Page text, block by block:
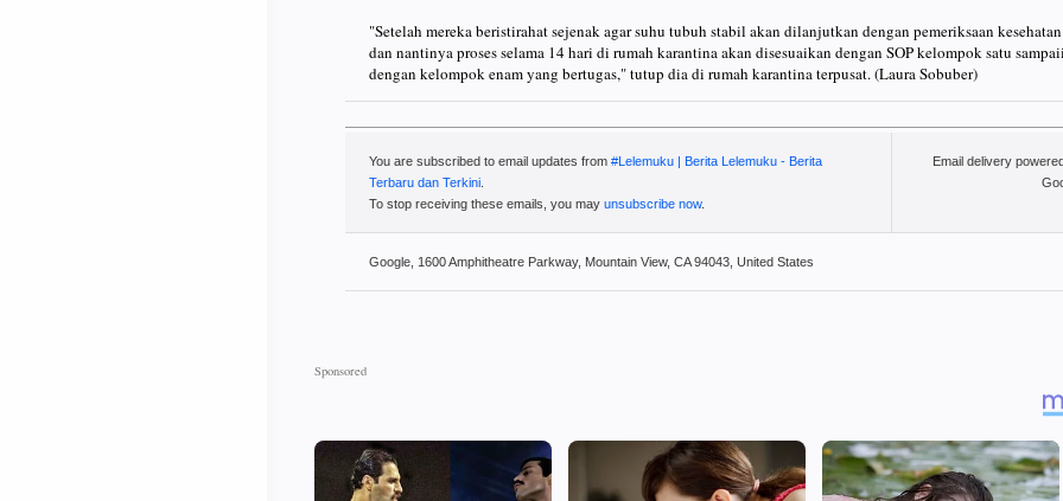
"Setelah mereka beristirahat sejenak agar suhu tubuh stabil akan dilanjutkan dengan pemeriksaan kesehatan
dan nantinya proses selama 14 hari di rumah karantina akan disesuaikan dengan SOP kelompok satu
dengan kelompok enam yang bertugas," tutup dia di rumah karantina terpusat. (Laura Sobuber)
You are subscribed to email updates from #Lelemuku | Berita Lelemuku - Berita
Terbaru dan Terkini
To stop receiving these emails, you may unsubscribe now.
Email delivery
Google, 1600 Amphitheatre Parkway, Mountain View, CA 94043, United States